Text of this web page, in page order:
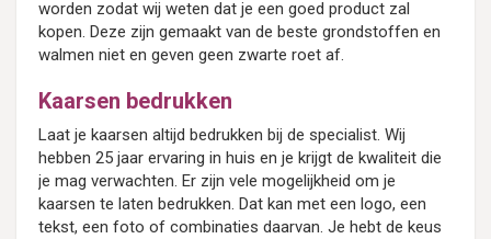
worden zodat wij weten dat je een goed product zal
kopen. Deze zijn gemaakt van de beste grondstoffen en
walmen niet en geven geen zwarte roet af.
Kaarsen bedrukken
Laat je kaarsen altijd bedrukken bij de specialist. Wij
hebben 25 jaar ervaring in huis en je krijgt de kwaliteit die
je mag verwachten. Er zijn vele mogelijkheid om je
kaarsen te laten bedrukken. Dat kan met een logo, een
tekst, een foto of combinaties daarvan. Je hebt de keus